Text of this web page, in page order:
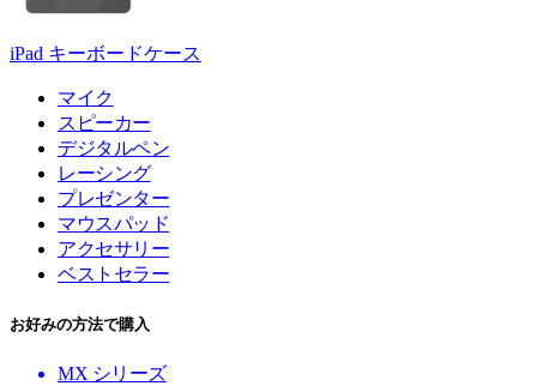
iPad キーボードケース
マイク
スピーカー
デジタルペン
レーシング
プレゼンター
マウスパッド
アクセサリー
ベストセラー
お好みの方法で購入
MX シリーズ